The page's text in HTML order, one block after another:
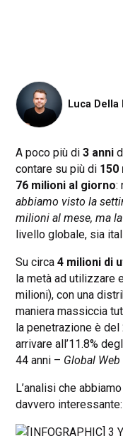
Luca Della
A poco più di3 anni
contare su più di 150
76 milioni al giorno:
abbiamo visto la
milioni al mese, ma
livello globale, sia
Su circa4 milioni di
la metà ad utilizzare
milioni), con una
maniera massiccia
la penetrazione è del
arrivare all’11.8%
44 anni – Global
L’analisi che
davvero interessante: